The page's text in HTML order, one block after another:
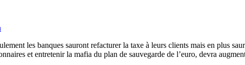
les banques sauront refacturer la taxe à leurs clients mais en plus
et entretenir la mafia du plan de sauvegarde de l’euro, devra